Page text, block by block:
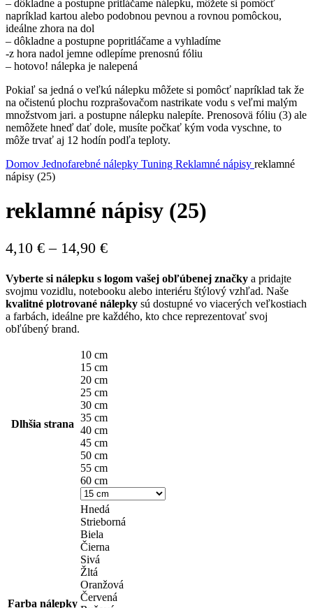
– dôkladne a postupne pritláčame nálepku, môžete si pomôcť
napríklad kartou alebo podobnou pevnou a rovnou pomôckou,
ideálne zhora na dol
– dôkladne a postupne popritláčame a vyhladíme
-z hora nadol jemne odlepíme prenosnú fóliu
– hotovo! nálepka je nalepená
Pokiaľ sa jedná o veľkú nálepku môžete si pomôcť napríklad tak že
na očistenú plochu rozprašovačom nastrikate vodu s veľmi malým
množstvom jari. a postupne nálepku nalepíte. Prenosovä fóliu (3) ale
nemôžete hneď dať dole, musíte počkať kým voda vyschne, to
môže trvať aj 12 hodín podľa teploty.
Domov Jednofarebné nálepky Tuning Reklamné nápisy reklamné
nápisy (25)
reklamné nápisy (25)
4,10 € – 14,90 €Price
4,10 €
through
14,90 €
Vyberte si nálepku s logom vašej obľúbenej značky a pridajte
svojmu vozidlu, notebooku alebo interiéru štýlový vzhľad. Naše
kvalitné plotrované nálepky sú dostupné vo viacerých veľkostiach
a farbách, ideálne pre každého, kto chce reprezentovať svoj
obľúbený brand.
Dlhšia strana
10 cm
15 cm
20 cm
25 cm
30 cm
35 cm
40 cm
45 cm
50 cm
55 cm
60 cm
Farba nálepky
Hnedá
Strieborná
Biela
Čierna
Sivá
Žltá
Oranžová
Červená